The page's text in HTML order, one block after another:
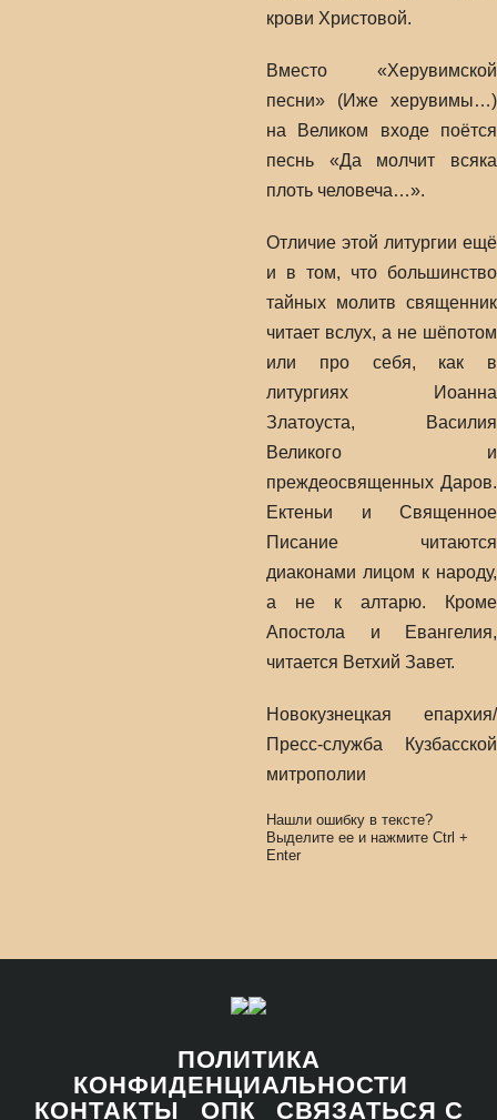
крови Христовой.
Вместо «Херувимской
песни» (Иже херувимы…)
на Великом входе поётся
песнь «Да молчит всяка
плоть человеча…».
Отличие этой литургии ещё
и в том, что большинство
тайных молитв священник
читает вслух, а не шёпотом
или про себя, как в
литургиях Иоанна
Златоуста, Василия
Великого и
преждеосвященных Даров.
Ектеньи и Священное
Писание читаются
диаконами лицом к народу,
а не к алтарю. Кроме
Апостола и Евангелия,
читается Ветхий Завет.
Новокузнецкая епархия/
Пресс-служба Кузбасской
митрополии
Нашли ошибку в тексте?
Выделите ее и нажмите Ctrl +
Enter
ПОЛИТИКА
КОНФИДЕНЦИАЛЬНОСТИ
КОНТАКТЫ
ОПК СВЯЗАТЬСЯ С